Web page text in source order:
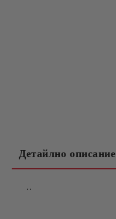
Детайлно описание
..